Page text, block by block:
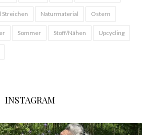
Streichen Naturmaterial Ostern
Sommer Stoff/Nähen Upcycling
INSTAGRAM